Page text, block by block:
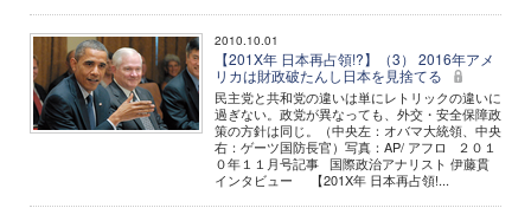
2010.10.01
【201X年 日本再占領!?】（3） 2016年アメ
リカは財政破たんし日本を見捨てる
民主党と共和党の違いは単にレトリックの違いに
過ぎない。政党が異なっても、外交・安全保障政
策の方針は同じ。（中央左：オバマ大統領、中央
右：ゲーツ国防長官）写真：AP/ アフロ ２０１
０年１１月号記事 国際政治アナリスト 伊藤貫
インタビュー 【201X年 日本再占領!...